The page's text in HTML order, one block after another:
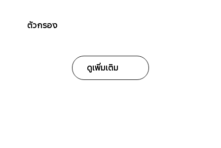
ตัวกรอง
ดูเพิ่มเติม